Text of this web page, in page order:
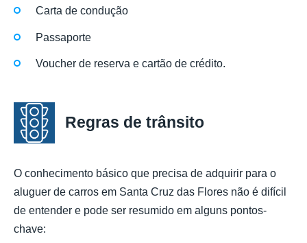
Carta de condução
Passaporte
Voucher de reserva e cartão de crédito.
Regras de trânsito
O conhecimento básico que precisa de adquirir para o
aluguer de carros em Santa Cruz das Flores não é difícil
de entender e pode ser resumido em alguns pontos-
chave: